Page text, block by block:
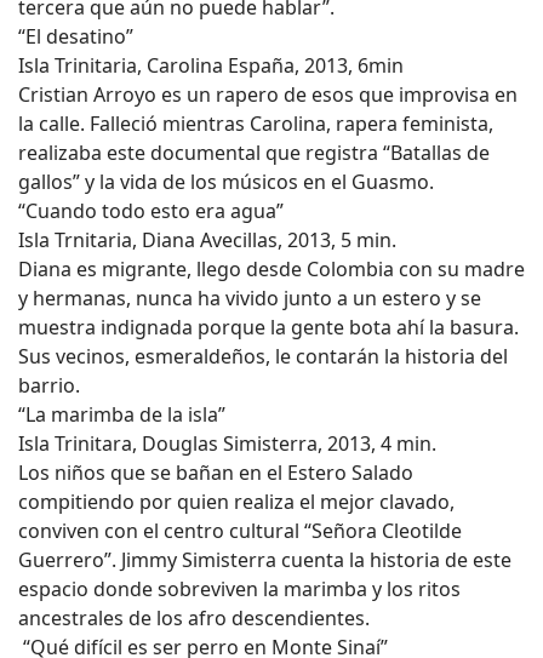
tercera que aún no puede hablar”.
“El desatino”
Isla Trinitaria, Carolina España, 2013, 6min
Cristian Arroyo es un rapero de esos que improvisa en
la calle. Falleció mientras Carolina, rapera feminista,
realizaba este documental que registra “Batallas de
gallos” y la vida de los músicos en el Guasmo.
“Cuando todo esto era agua”
Isla Trnitaria, Diana Avecillas, 2013, 5 min.
Diana es migrante, llego desde Colombia con su madre
y hermanas, nunca ha vivido junto a un estero y se
muestra indignada porque la gente bota ahí la basura.
Sus vecinos, esmeraldeños, le contarán la historia del
barrio.
“La marimba de la isla”
Isla Trinitara, Douglas Simisterra, 2013, 4 min.
Los niños que se bañan en el Estero Salado
compitiendo por quien realiza el mejor clavado,
conviven con el centro cultural “Señora Cleotilde
Guerrero”. Jimmy Simisterra cuenta la historia de este
espacio donde sobreviven la marimba y los ritos
ancestrales de los afro descendientes.
“Qué difícil es ser perro en Monte Sinaí”